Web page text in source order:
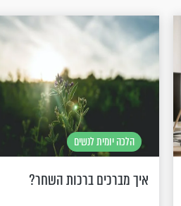
הלכה יומית לנשים
איך מברכים ברכות השחר?